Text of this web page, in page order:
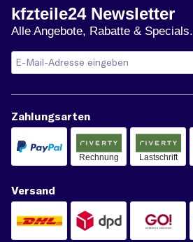
kfzteile24 Newsletter
Alle Angebote, Rabatte & Specials.
Zahlungsarten
Rechnung Lastschrift
Versand